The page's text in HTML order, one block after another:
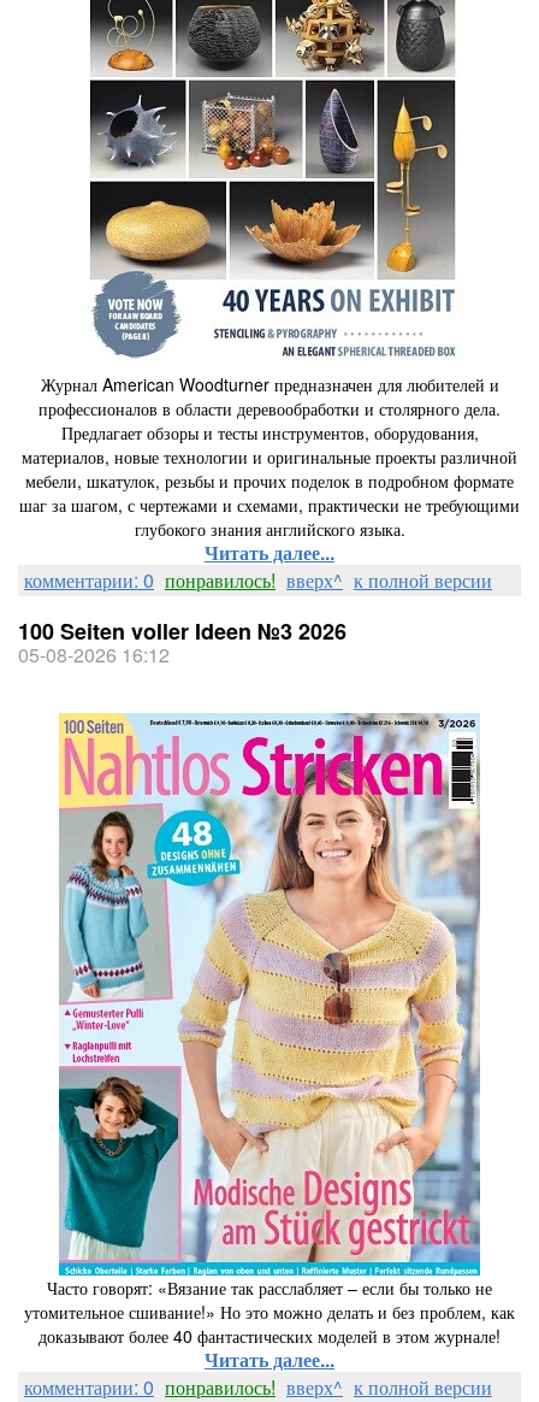
Журнал American Woodturner предназначен для любителей и
профессионалов в области деревообработки и столярного дела.
Предлагает обзоры и тесты инструментов, оборудования,
материалов, новые технологии и оригинальные проекты различной
мебели, шкатулок, резьбы и прочих поделок в подробном формате
шаг за шагом, с чертежами и схемами, практически не требующими
глубокого знания английского языка.
Читать далее...
комментарии: 0 понравилось! вверх^ к полной версии
100 Seiten voller Ideen №3 2026
05-08-2026 16:12
Часто говорят: «Вязание так расслабляет – если бы только не
утомительное сшивание!» Но это можно делать и без проблем, как
доказывают более 40 фантастических моделей в этом журнале!
Читать далее...
комментарии: 0 понравилось! вверх^ к полной версии